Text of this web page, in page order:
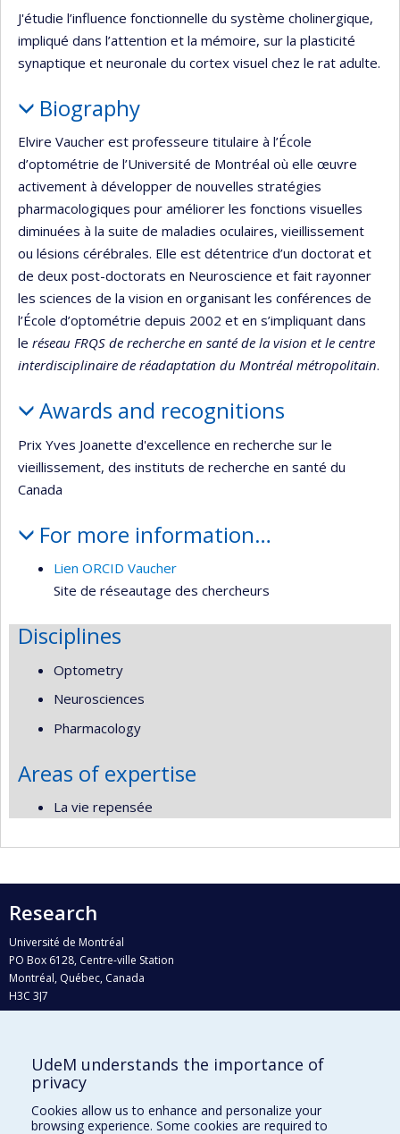
J'étudie l’influence fonctionnelle du système cholinergique,
impliqué dans l’attention et la mémoire, sur la plasticité
synaptique et neuronale du cortex visuel chez le rat adulte.
Biography
Elvire Vaucher est professeure titulaire à l’École
d’optométrie de l’Université de Montréal où elle œuvre
activement à développer de nouvelles stratégies
pharmacologiques pour améliorer les fonctions visuelles
diminuées à la suite de maladies oculaires, vieillissement
ou lésions cérébrales. Elle est détentrice d’un doctorat et
de deux post-doctorats en Neuroscience et fait rayonner
les sciences de la vision en organisant les conférences de
l’École d’optométrie depuis 2002 et en s’impliquant dans
le réseau FRQS de recherche en santé de la vision et le centre
interdisciplinaire de réadaptation du Montréal métropolitain.
Awards and recognitions
Prix Yves Joanette d'excellence en recherche sur le
vieillissement, des instituts de recherche en santé du
Canada
For more information…
Lien ORCID Vaucher
Site de réseautage des chercheurs
Disciplines
Optometry
Neurosciences
Pharmacology
Areas of expertise
La vie repensée
Research
Université de Montréal
PO Box 6128, Centre-ville Station
Montréal, Québec, Canada
H3C 3J7
Who does what?
Find us
UdeM understands the importance of
privacy
Cookies allow us to enhance and personalize your
browsing experience. Some cookies are required to